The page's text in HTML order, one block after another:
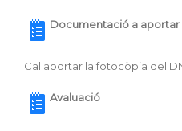
Documentació a
Cal aportar la fotocòpia del
Avaluació